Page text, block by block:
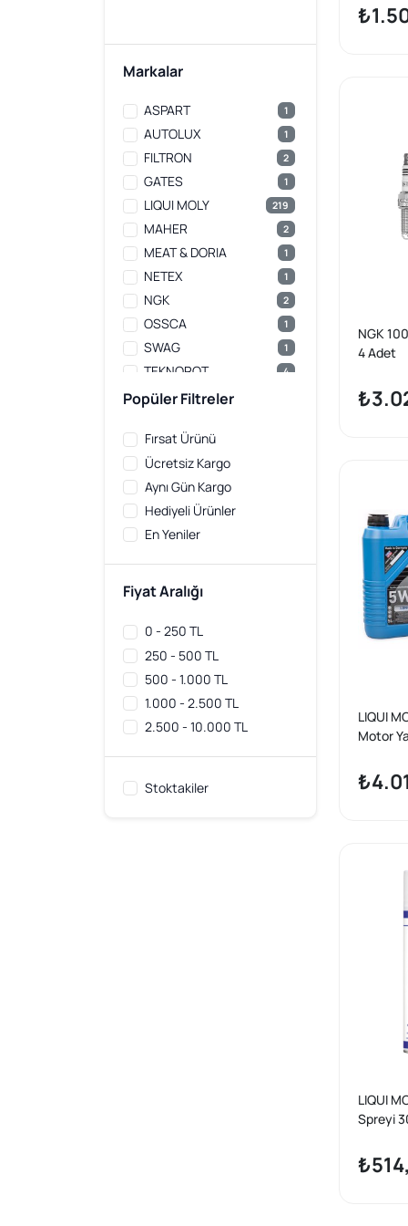
Markalar
ASPART 1
AUTOLUX 1
FILTRON 2
GATES 1
LIQUI MOLY 219
MAHER 2
MEAT & DORIA 1
NETEX 1
NGK 2
OSSCA 1
SWAG 1
TEKNOROT 4
VEKA
Popüler Filtreler
Fırsat Ürünü
Ücretsiz Kargo
Aynı Gün Kargo
Hediyeli Ürünler
En Yeniler
Fiyat Aralığı
0 - 250 TL
250 - 500 TL
500 - 1.000 TL
1.000 - 2.500 TL
2.500 - 10.000 TL
Stoktakiler
NGK
4 Adet
LIQUI
Motor
HIGH
(9507 -
LIQUI
Spreyi